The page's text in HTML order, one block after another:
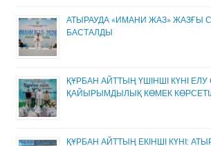
АТЫРАУДА «ИМАНИ ЖАЗ» ЖАЗҒЫ
БАСТАЛДЫ
ҚҰРБАН АЙТТЫҢ ҮШІНШІ КҮНІ
ҚАЙЫРЫМДЫЛЫҚ КӨМЕК
ҚҰРБАН АЙТТЫҢ ЕКІНШІ КҮНІ: